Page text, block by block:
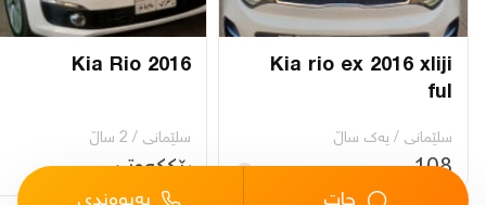
Kia rio ex 2016 xliji
ful
سلێمانی / یه‌ك ساڵ
108
Kia Rio 2016
سلێمانی / 2 ساڵ
ڕێککەوتن